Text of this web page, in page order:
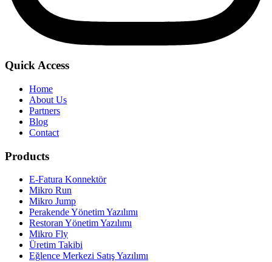
Quick Access
Home
About Us
Partners
Blog
Contact
Products
E-Fatura Konnektör
Mikro Run
Mikro Jump
Perakende Yönetim Yazılımı
Restoran Yönetim Yazılımı
Mikro Fly
Üretim Takibi
Eğlence Merkezi Satış Yazılımı